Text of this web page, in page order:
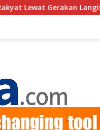
Biru Tiga Kapal